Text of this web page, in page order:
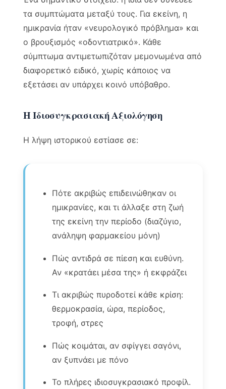
τα συμπτώματα μεταξύ τους. Για εκείνη, η
ημικρανία ήταν «νευρολογικό πρόβλημα» και
ο βρουξισμός «οδοντιατρικό». Κάθε
σύμπτωμα αντιμετωπιζόταν μεμονωμένα από
διαφορετικό ειδικό, χωρίς κάποιος να
εξετάσει αν υπάρχει κοινό υπόβαθρο.
Η Ιδιοσυγκρασιακή Αξιολόγηση
Η λήψη ιστορικού εστίασε σε:
Πότε ακριβώς επιδεινώθηκαν οι
ημικρανίες, και τι άλλαξε στη ζωή
της εκείνη την περίοδο (διαζύγιο,
ανάληψη φαρμακείου μόνη)
Πώς αντιδρά σε πίεση και ευθύνη.
Αν «κρατάει μέσα της» ή εκφράζει
Τι ακριβώς πυροδοτεί κάθε κρίση:
θερμοκρασία, ώρα, περίοδος,
τροφή, στρες
Πώς κοιμάται, αν σφίγγει σαγόνι,
αν ξυπνάει με πόνο
Το πλήρες ιδιοσυγκρασιακό προφίλ.